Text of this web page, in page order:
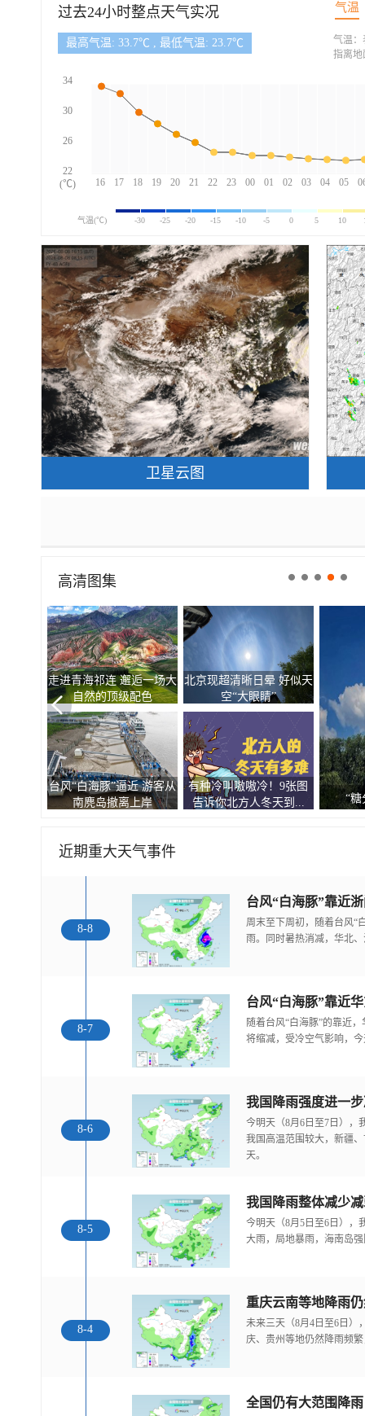
过去24小时整点天气实况 气温
最高气温: 33.7℃ , 最低气温: 23.7℃
16 17 18 19 20 21 22 23 00 01 02 03 04 05
34
30
26
22
(℃)
气温：
指离地
气温(℃) -30 -25 -20 -15 -10 -5 0 5 10
卫星云图
高清图集
走进青海祁连 邂逅一场大
自然的顶级配色
北京现超清晰日晕 好似天
空“大眼睛”
台风“白海豚”逼近 游客从
南麂岛撤离上岸
有种冷叫嗷嗷冷！9张图
告诉你北方人冬天到...
“
近期重大天气事件
8-8
台风“白海豚”靠近
周末至下周初，随着台风“
雨。同时暑热消减，华北
8-7
随着台风“白海豚”的靠近
将缩减，受冷空气影响，
8-6
今明天（8月6日至7日），
我国高温范围较大，新疆
天。
8-5
我国降雨整体减少
今明天（8月5日至6日），
大雨，局地暴雨，海南岛
8-4
重庆云南等地降雨
未来三天（8月4日至6日）
庆、贵州等地仍然降雨频
全国仍有大范围降